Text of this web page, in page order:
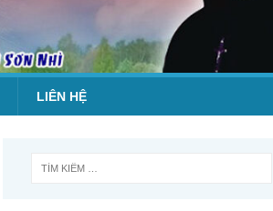
LIÊN HỆ